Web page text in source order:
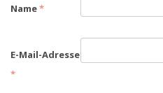
Name*
E-Mail-Adresse
*